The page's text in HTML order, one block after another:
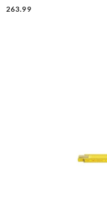
Cena:
Cena:
263.99